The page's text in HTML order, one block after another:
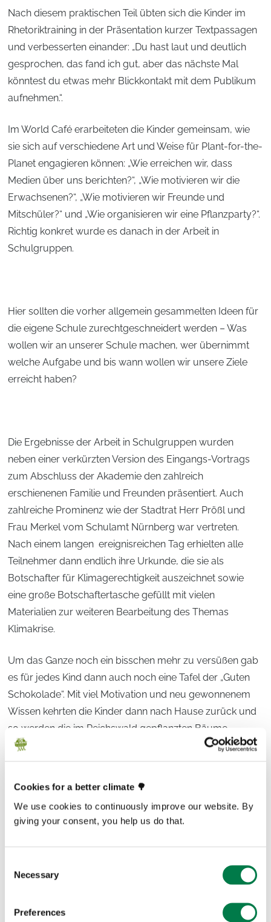
Cookies for a better climate 🌳
We use cookies to continuously improve our website. By
giving your consent, you help us do that.
Selection
Necessary
Preferences
Nach diesem praktischen Teil übten sich die Kinder im
Rhetoriktraining in der Präsentation kurzer Textpassagen
und verbesserten einander: „Du hast laut und deutlich
gesprochen, das fand ich gut, aber das nächste Mal
könntest du etwas mehr Blickkontakt mit dem Publikum
aufnehmen.“.
Im World Café erarbeiteten die Kinder gemeinsam, wie
sie sich auf verschiedene Art und Weise für Plant-for-the-
Planet engagieren können: „Wie erreichen wir, dass
Medien über uns berichten?“, „Wie motivieren wir die
Erwachsenen?“, „Wie motivieren wir Freunde und
Mitschüler?“ und „Wie organisieren wir eine Pflanzparty?“.
Richtig konkret wurde es danach in der Arbeit in
Schulgruppen.
Hier sollten die vorher allgemein gesammelten Ideen für
die eigene Schule zurechtgeschneidert werden – Was
wollen wir an unserer Schule machen, wer übernimmt
welche Aufgabe und bis wann wollen wir unsere Ziele
erreicht haben?
Die Ergebnisse der Arbeit in Schulgruppen wurden
neben einer verkürzten Version des Eingangs-Vortrags
zum Abschluss der Akademie den zahlreich
erschienenen Familie und Freunden präsentiert. Auch
zahlreiche Prominenz wie der Stadtrat Herr Prößl und
Frau Merkel vom Schulamt Nürnberg war vertreten.
Nach einem langen ereignisreichen Tag erhielten alle
Teilnehmer dann endlich ihre Urkunde, die sie als
Botschafter für Klimagerechtigkeit auszeichnet sowie
eine große Botschaftertasche gefüllt mit vielen
Materialien zur weiteren Bearbeitung des Themas
Klimakrise.
Um das Ganze noch ein bisschen mehr zu versüßen gab
es für jedes Kind dann auch noch eine Tafel der „Guten
Schokolade“. Mit viel Motivation und neu gewonnenem
Wissen kehrten die Kinder dann nach Hause zurück und
so werden die im Reichswald gepflanzten Bäume
sicherlich nicht die einzigen bleiben.